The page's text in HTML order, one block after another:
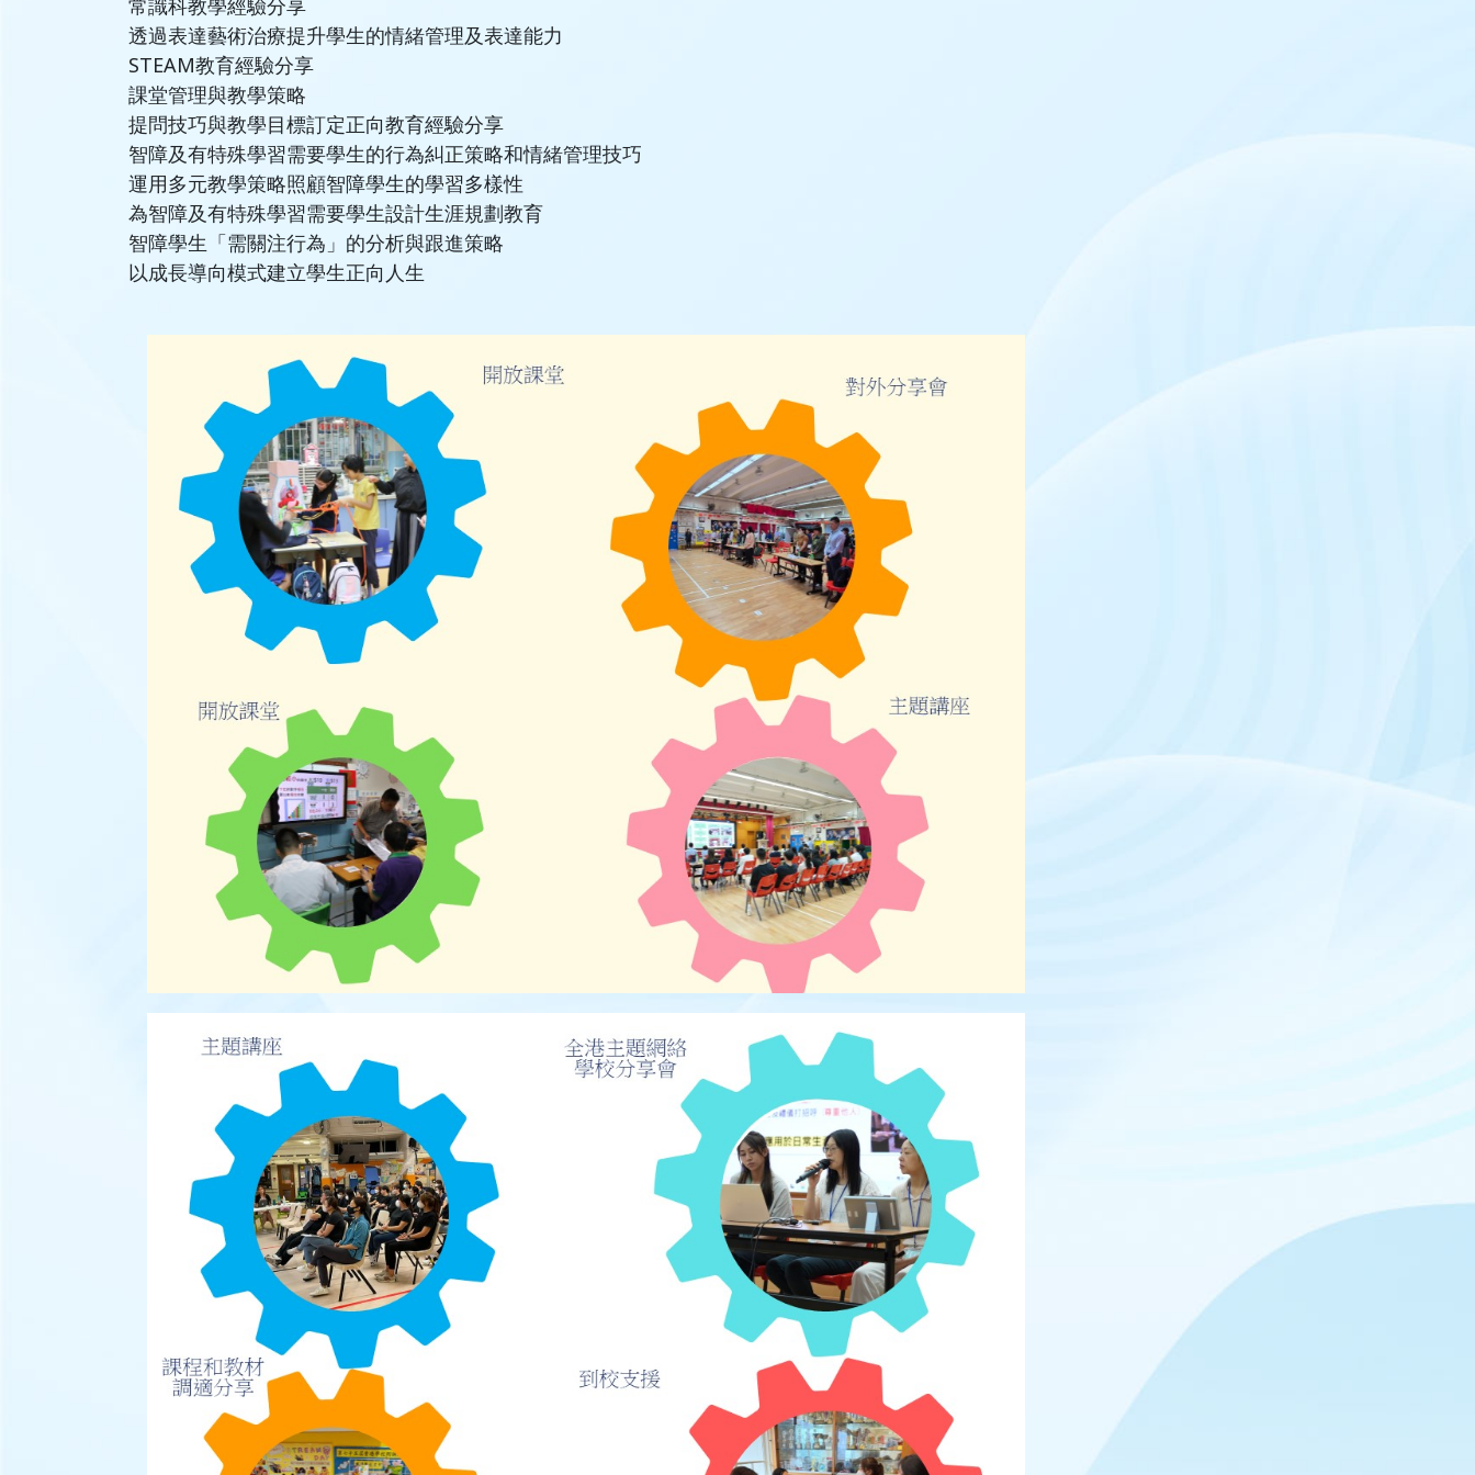
常識科教學經驗分享
透過表達藝術治療提升學生的情緒管理及表達能力
STEAM教育經驗分享
課堂管理與教學策略
提問技巧與教學目標訂定正向教育經驗分享
智障及有特殊學習需要學生的行為糾正策略和情緒管理技巧
運用多元教學策略照顧智障學生的學習多樣性
為智障及有特殊學習需要學生設計生涯規劃教育
智障學生「需關注行為」的分析與跟進策略
以成長導向模式建立學生正向人生